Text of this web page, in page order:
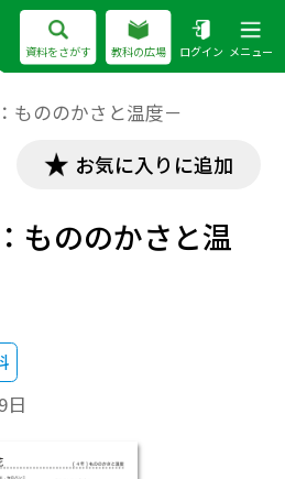
資料をさがす 教科の広場 ログイン メニュー
もののかさと温度－
お気に入りに追加
もののかさと温
日